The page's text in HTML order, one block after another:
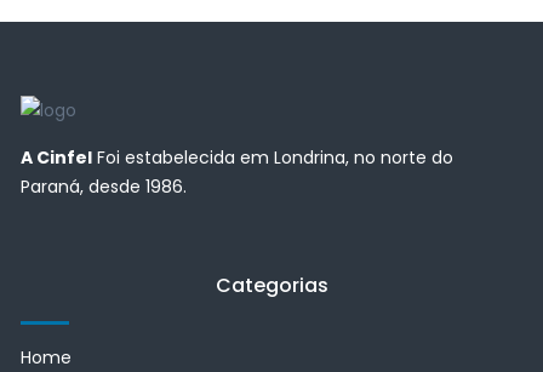
A Cinfel Foi estabelecida em Londrina, no norte do
Paraná, desde 1986.
Categorias
Home